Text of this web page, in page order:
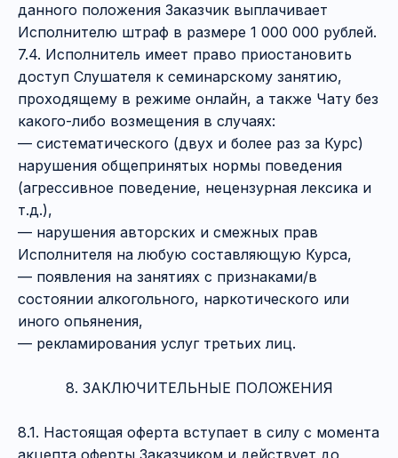
данного положения Заказчик выплачивает
Исполнителю штраф в размере 1 000 000 рублей.
7.4. Исполнитель имеет право приостановить
доступ Слушателя к семинарскому занятию,
проходящему в режиме онлайн, а также Чату без
какого-либо возмещения в случаях:
— систематического (двух и более раз за Курс)
нарушения общепринятых нормы поведения
(агрессивное поведение, нецензурная лексика и
т.д.),
— нарушения авторских и смежных прав
Исполнителя на любую составляющую Курса,
— появления на занятиях с признаками/в
состоянии алкогольного, наркотического или
иного опьянения,
— рекламирования услуг третьих лиц.
8. ЗАКЛЮЧИТЕЛЬНЫЕ ПОЛОЖЕНИЯ
8.1. Настоящая оферта вступает в силу с момента
акцепта оферты Заказчиком и действует до